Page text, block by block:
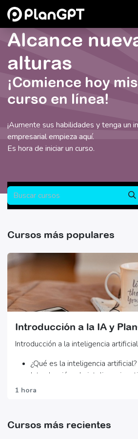
Ir al contenido
Alcance
alturas
¡Comience hoy
curso en línea!
¡Aumente sus habilidades y tenga un
empresarial empieza aquí.
Es hora de iniciar un curso.
Cursos más populares
Introducción a la IA y
Introducción a la inteligencia artificial
¿Qué es la inteligencia artificial?
Introducción a la inteligencia
Chat GPT y productividad
herramienta
1 hora
Cursos más recientes